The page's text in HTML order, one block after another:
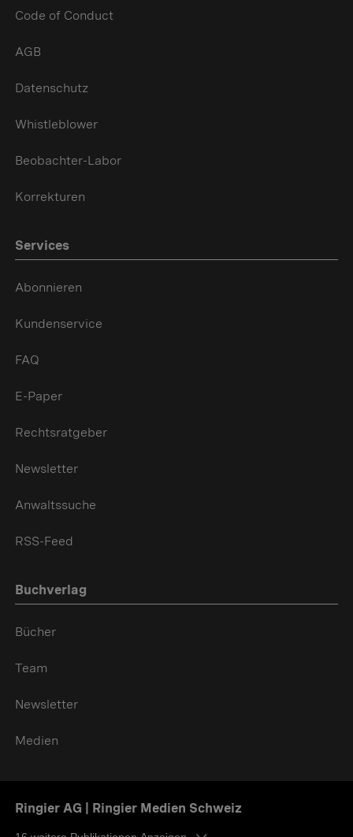
Code of Conduct
AGB
Datenschutz
Whistleblower
Beobachter-Labor
Korrekturen
Services
Abonnieren
Kundenservice
FAQ
E-Paper
Rechtsratgeber
Newsletter
Anwaltssuche
RSS-Feed
Buchverlag
Bücher
Team
Newsletter
Medien
Ringier AG | Ringier Medien Schweiz